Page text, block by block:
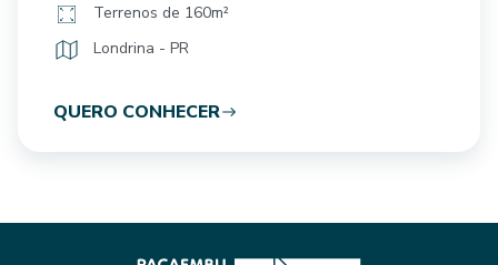
Terrenos de 160m²
Londrina - PR
QUERO CONHECER